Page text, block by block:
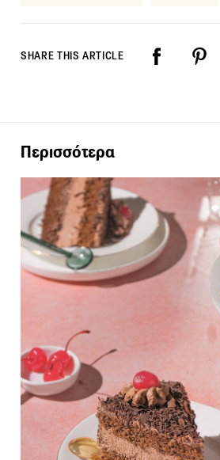
SHARE THIS ARTICLE
Περισσότερα